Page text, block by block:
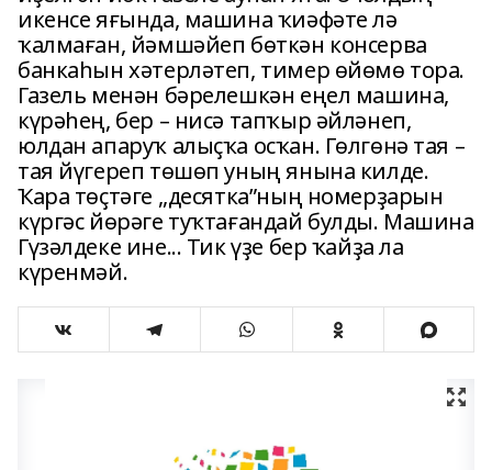
икенсе яғында, машина ҡиәфәте лә
ҡалмаған, йәмшәйеп бөткән консерва
банкаһын хәтерләтеп, тимер өйөмө тора.
Газель менән бәрелешкән еңел машина,
күрәһең, бер – нисә тапҡыр әйләнеп,
юлдан апаруҡ алыҫҡа осҡан. Гөлгөнә тая –
тая йүгереп төшөп уның янына килде.
Ҡара төҫтәге ,,десятка”ның номерҙарын
күргәс йөрәге туҡтағандай булды. Машина
Гүзәлдеке ине... Тик үҙе бер ҡайҙа ла
күренмәй.